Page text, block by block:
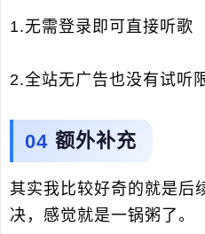
1.无需登录即可直接听歌
2.全站无广告也没有试听
额外补充
其实我比较好奇的就是后
决，感觉就是一锅粥了。